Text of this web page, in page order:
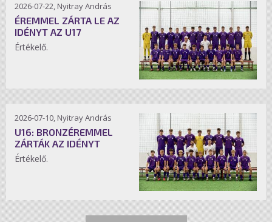
2026-07-22, Nyitray András
ÉREMMEL ZÁRTA LE AZ
IDÉNYT AZ U17
Értékelő.
2026-07-10, Nyitray András
U16: BRONZÉREMMEL
ZÁRTÁK AZ IDÉNYT
Értékelő.